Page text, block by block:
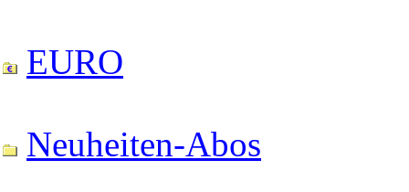
EURO
Neuheiten-Abos